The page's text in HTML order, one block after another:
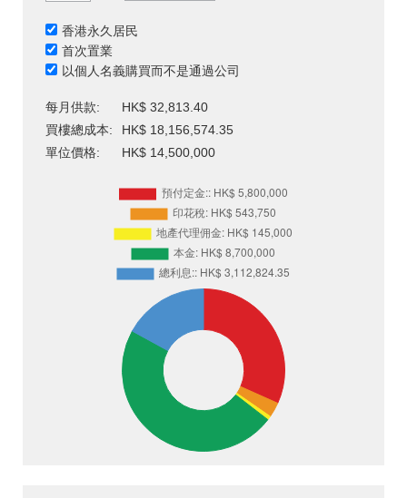
香港永久居民
首次置業
以個人名義購買而不是通過公司
每月供款:
HK$ 32,813.40
買樓總成本:
HK$ 18,156,574.35
單位價格:
HK$ 14,500,000